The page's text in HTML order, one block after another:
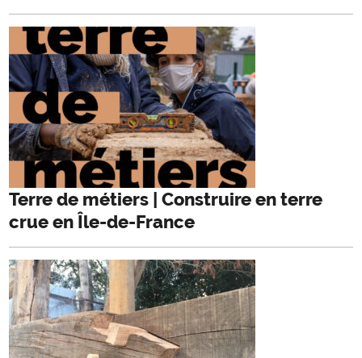
Terre de métiers | Construire en terre
crue en Île-de-France